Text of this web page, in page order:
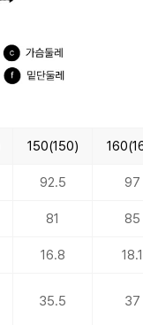
150(150)
92.5 97
81 85
16.8 18.1
35.5 37